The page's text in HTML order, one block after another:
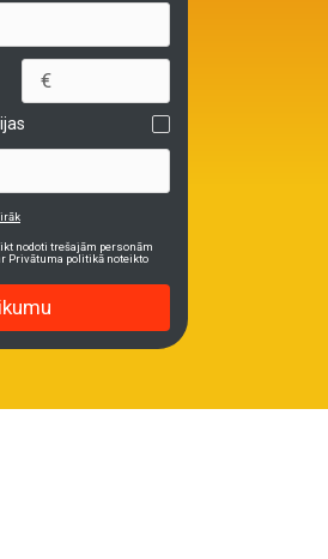
nodoti trešajām personām
Privātuma politikā noteikto